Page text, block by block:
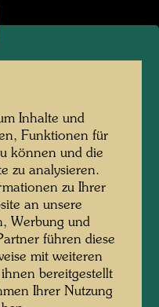
2010
Archiv
gelegen an der
Persche, hat
Inhalte und
Funktionen für
können und die
zu analysieren.
zu Ihrer
an unsere
Werbung und
führen diese
mit weiteren
bereitgestellt
Ihrer Nutzung